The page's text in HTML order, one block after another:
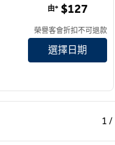
由* $127
榮譽客會折扣不可退款
選擇日期
上一頁
1 /